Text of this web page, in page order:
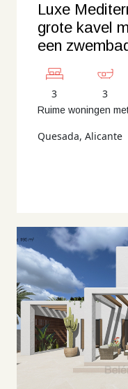
Luxe
grote kavel
een
3 3
Ruime woningen
Quesada, Alicante